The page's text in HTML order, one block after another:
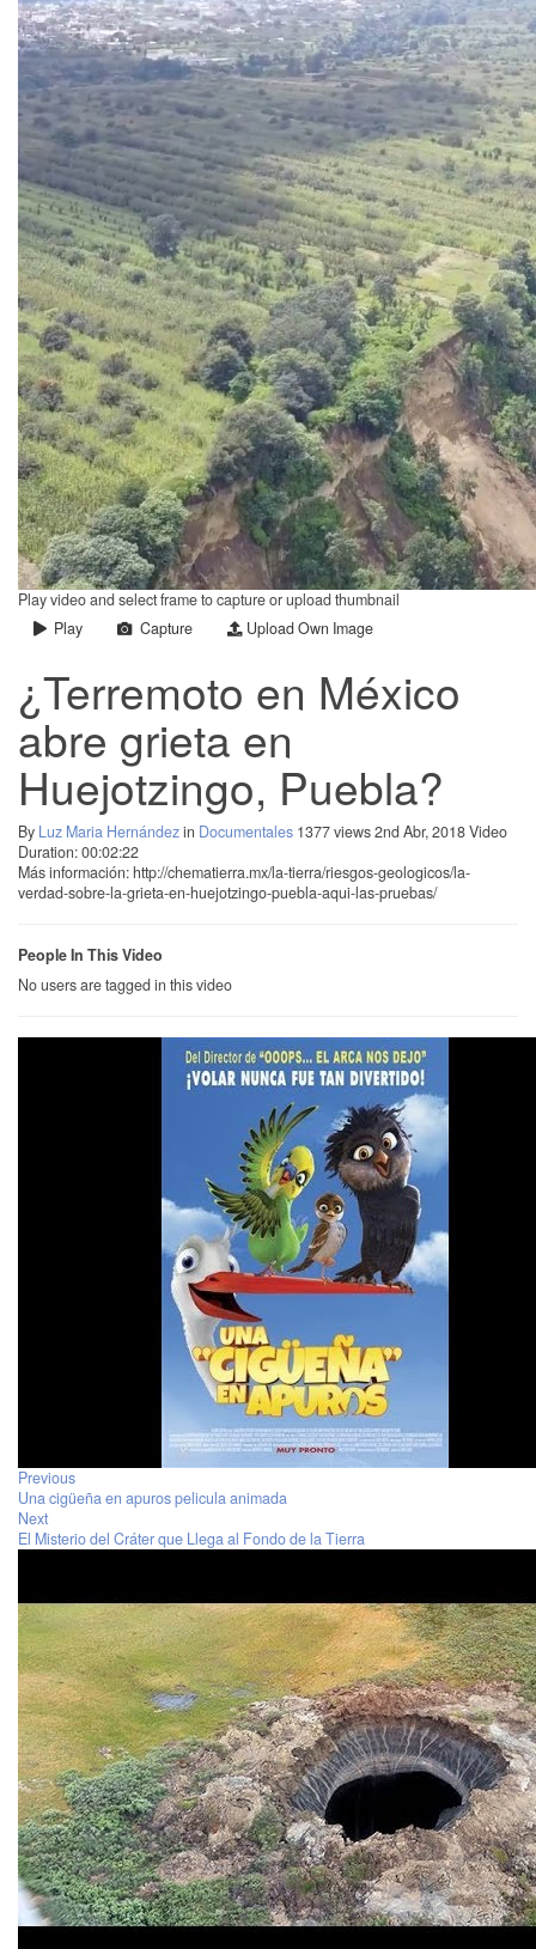
Play video and select frame to capture or upload thumbnail
Play
Capture Upload Own Image
¿Terremoto en México
abre grieta en
Huejotzingo, Puebla?
By Luz Maria Hernándezin Documentales 1377 views2nd Abr, 2018Video
Duration: 00:02:22
Más información: http://chematierra.mx/la-tierra/riesgos-geologicos/la-
verdad-sobre-la-grieta-en-huejotzingo-puebla-aqui-las-pruebas/
People In This Video
No users are tagged in this video
Previous
Una cigüeña en apuros pelicula animada
Next
El Misterio del Cráter que Llega al Fondo de la Tierra